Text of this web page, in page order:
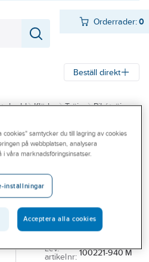
Orderrader:0
Beställ direkt
skydd Kläder Tröjor Pikétröjor
FRISTADS
Pikétröja
PIKÉTRÖJA CODE-
1723 90 SVART STL
M
Lev.
artikelnr: 100221-940 M
cookies" samtycker du till lagring av cookies
på webbplatsen, analysera
i våra marknadsföringsinsatser.
inställningar
Acceptera alla cookies